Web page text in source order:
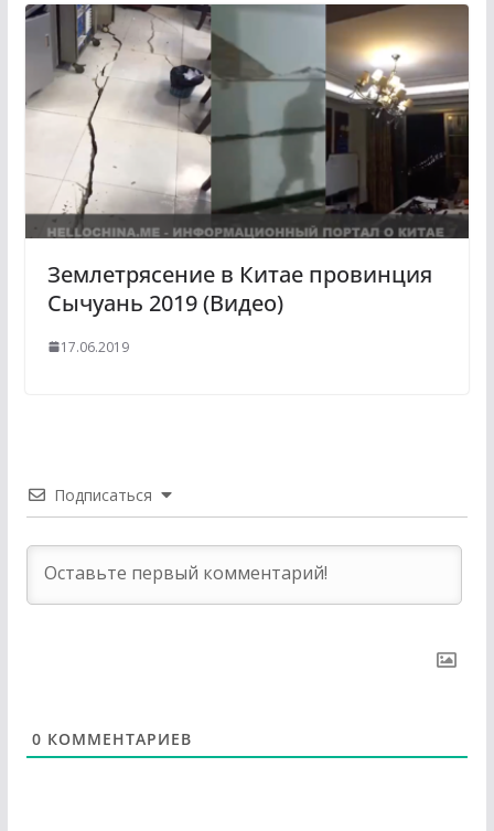
Землетрясение в Китае провинция
Сычуань 2019 (Видео)
17.06.2019
Подписаться
0 КОММЕНТАРИЕВ